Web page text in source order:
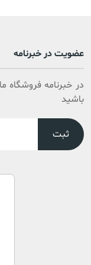
عضویت در خبرنامه
در خبرنامه فروشگاه
باشید
ثبت